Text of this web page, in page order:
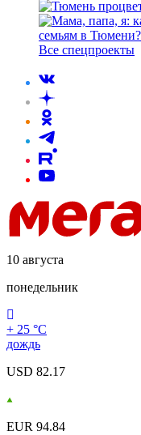
Все спецпроекты
10 августа
понедельник
+ 25 °С
дождь
USD 82.17
EUR 94.84